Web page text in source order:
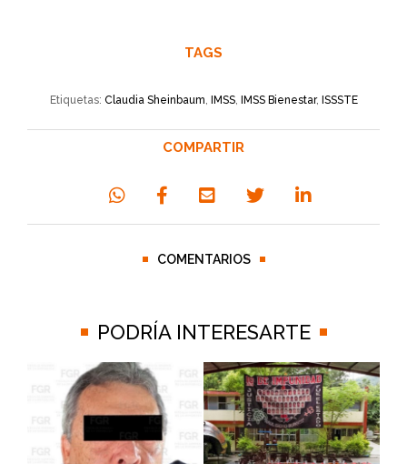
TAGS
Etiquetas: Claudia Sheinbaum IMSS, IMSS Bienestar, ISSSTE
COMPARTIR
COMENTARIOS
PODRÍA INTERESARTE